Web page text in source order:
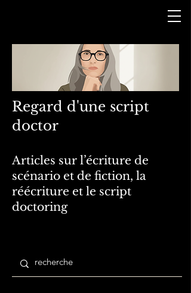
Regard d'une script
doctor
Articles sur l’écriture de
scénario et de fiction, la
réécriture et le script
doctoring